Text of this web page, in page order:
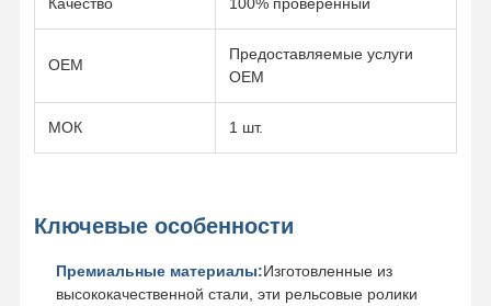
Подшипник Slewing
OEM
Предоставляемые услуги
OEM
МОК 1 шт.
Ключевые особенности
Премиальные материалы:Изготовленные из
высококачественной стали, эти рельсовые ролики